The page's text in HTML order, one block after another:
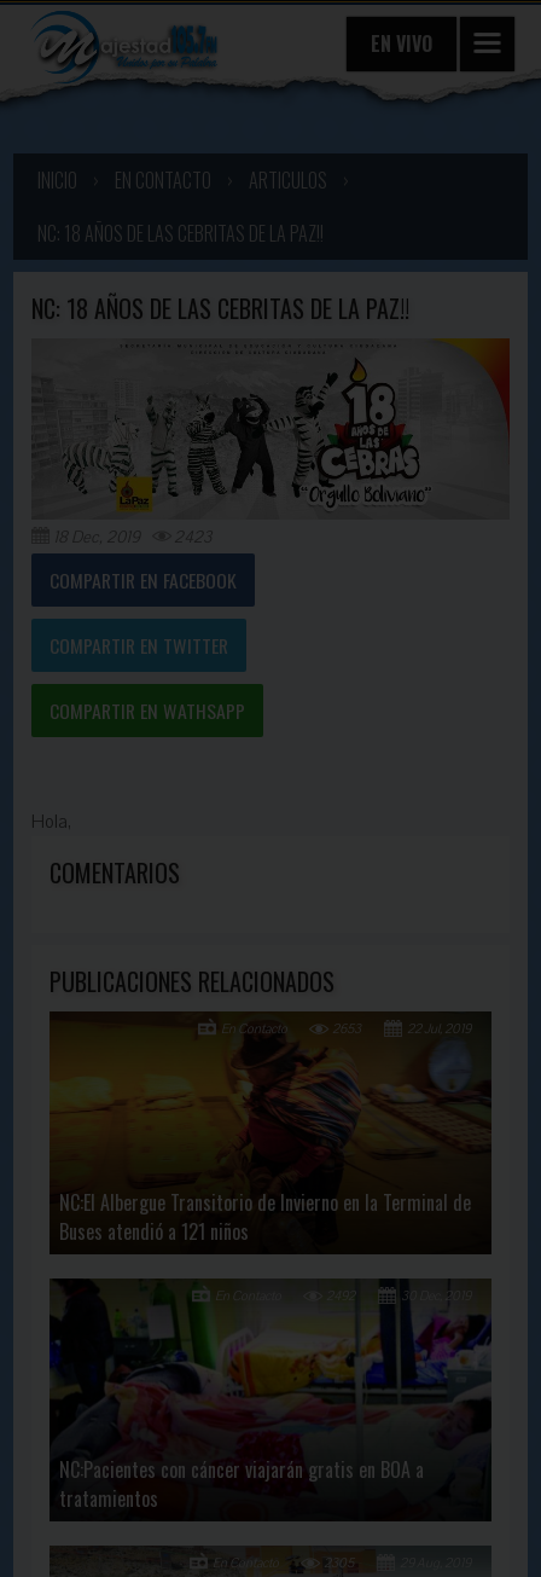
EN VIVO
INICIO EN CONTACTO ARTICULOS
NC: 18 AÑOS DE LAS CEBRITAS DE LA PAZ!!
NC: 18 AÑOS DE LAS CEBRITAS DE LA PAZ!!
18 Dec, 2019 2423
COMPARTIR EN FACEBOOK
COMPARTIR EN TWITTER
COMPARTIR EN WATHSAPP
Hola,
COMENTARIOS
PUBLICACIONES RELACIONADOS
NC:El Albergue Transitorio de Invierno en la Terminal de
Buses atendió a 121 niños
22 Jul, 2019
2653
En Contacto
NC:Pacientes con cáncer viajarán gratis en BOA a
tratamientos
30 Dec, 2019
2492
En Contacto
2305
En Contacto